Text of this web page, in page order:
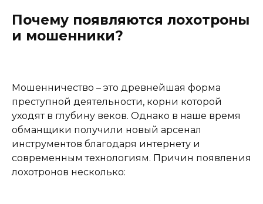
Почему появляются лохотроны
и мошенники?
Мошенничество – это древнейшая форма
преступной деятельности, корни которой
уходят в глубину веков. Однако в наше время
обманщики получили новый арсенал
инструментов благодаря интернету и
современным технологиям. Причин появления
лохотронов несколько: